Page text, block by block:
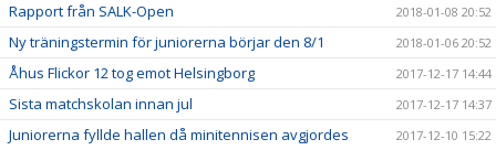
Rapport från SALK-Open 2018-01-08 20:52
Ny träningstermin för juniorerna börjar den 8/1 2018-01-06 20:52
Åhus Flickor 12 tog emot Helsingborg 2017-12-17 14:44
Sista matchskolan innan jul 2017-12-17 14:37
Juniorerna fyllde hallen då minitennisen avgjordes 2017-12-10 15:22